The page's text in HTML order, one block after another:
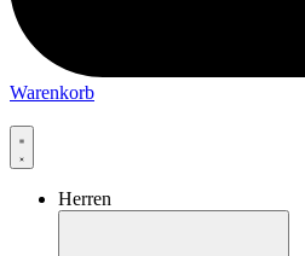
Warenkorb
Herren